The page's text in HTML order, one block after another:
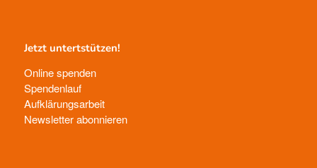
Jetzt untertstützen!
Online spenden
Spendenlauf
Aufklärungsarbeit
Newsletter abonnieren